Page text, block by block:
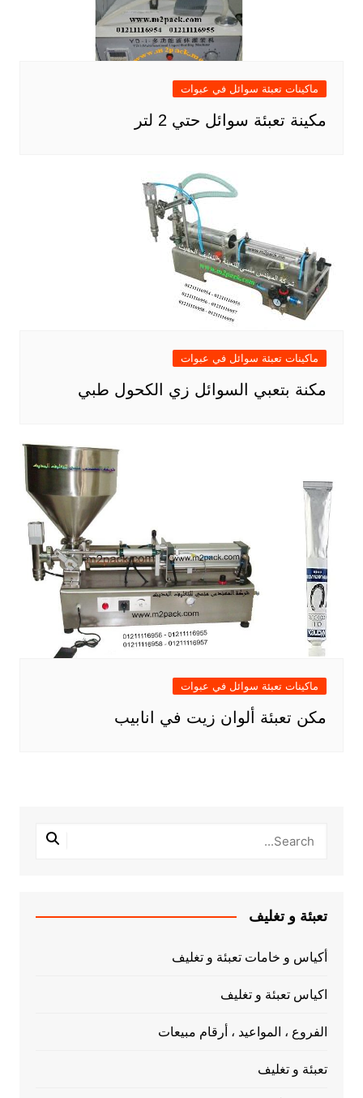
ماكينات تعبئة سوائل في عبوات
مكينة تعبئة سوائل حتي 2 لتر
ماكينات تعبئة سوائل في عبوات
مكنة بتعبي السوائل زي الكحول طبي
ماكينات تعبئة سوائل في عبوات
مكن تعبئة ألوان زيت في انابيب
تعبئة و تغليف
أكياس و خامات تعبئة و تغليف
اكياس تعبئة و تغليف
الفروع ، المواعيد ، أرقام مبيعات
تعبئة و تغليف